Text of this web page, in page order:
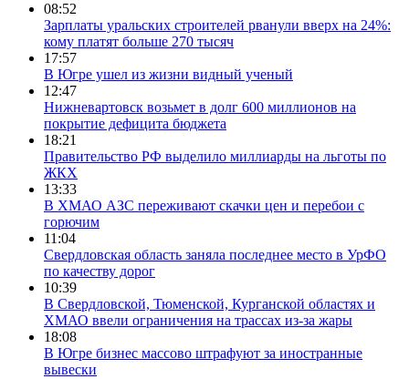
08:52
Зарплаты уральских строителей рванули вверх на 24%:
кому платят больше 270 тысяч
17:57
В Югре ушел из жизни видный ученый
12:47
Нижневартовск возьмет в долг 600 миллионов на
покрытие дефицита бюджета
18:21
Правительство РФ выделило миллиарды на льготы по
ЖКХ
13:33
В ХМАО АЗС переживают скачки цен и перебои с
горючим
11:04
Свердловская область заняла последнее место в УрФО
по качеству дорог
10:39
В Свердловской, Тюменской, Курганской областях и
ХМАО ввели ограничения на трассах из-за жары
18:08
В Югре бизнес массово штрафуют за иностранные
вывески